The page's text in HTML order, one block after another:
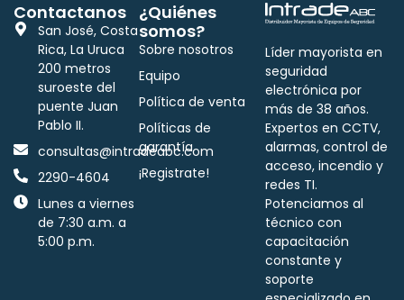
Líder mayorista en
seguridad
electrónica por
más de 38 años.
Expertos en CCTV,
alarmas, control de
acceso, incendio y
redes TI.
Potenciamos al
técnico con
capacitación
constante y
soporte
¿Quiénes
somos?
Sobre nosotros
Equipo
Política de venta
Políticas de
garantía
¡Registrate!
Contactanos
San José, Costa
Rica, La Uruca
200 metros
suroeste del
puente Juan
Pablo II.
consultas@intradeabc.com
2290-4604
Lunes a viernes
de 7:30 a.m. a
5:00 p.m.